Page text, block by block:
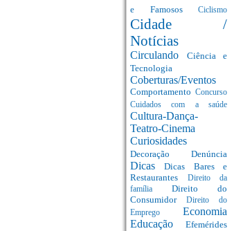
e Famosos Ciclismo
Cidade /
Notícias
Circulando Ciência e
Tecnologia
Coberturas/Eventos
Comportamento Concurso
Cuidados com a saúde
Cultura-Dança-
Teatro-Cinema
Curiosidades
Decoração Denúncia
DicasDicas Bares e
Restaurantes
Direito da
família Direito do
Consumidor Direito do
Emprego Economia
Educação Efemérides